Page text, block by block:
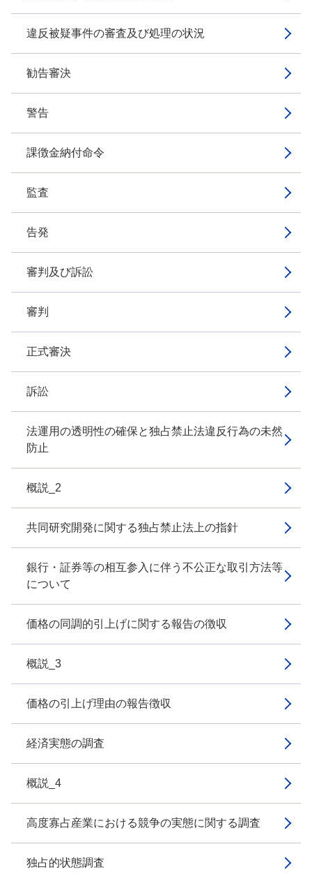
違反被疑事件の審査及び処理の状況
勧告審決
警告
課徴金納付命令
監査
告発
審判及び訴訟
審判
正式審決
訴訟
法運用の透明性の確保と独占禁止法違反行為の未然
防止
概説_2
共同研究開発に関する独占禁止法上の指針
銀行・証券等の相互参入に伴う不公正な取引方法等
について
価格の同調的引上げに関する報告の徴収
概説_3
価格の引上げ理由の報告徴収
経済実態の調査
概説_4
高度寡占産業における競争の実態に関する調査
独占的状態調査